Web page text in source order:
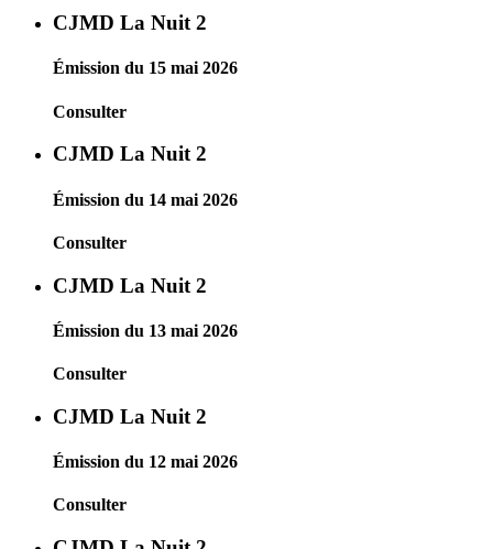
CJMD La Nuit 2
Émission du 15 mai 2026
Consulter
CJMD La Nuit 2
Émission du 14 mai 2026
Consulter
CJMD La Nuit 2
Émission du 13 mai 2026
Consulter
CJMD La Nuit 2
Émission du 12 mai 2026
Consulter